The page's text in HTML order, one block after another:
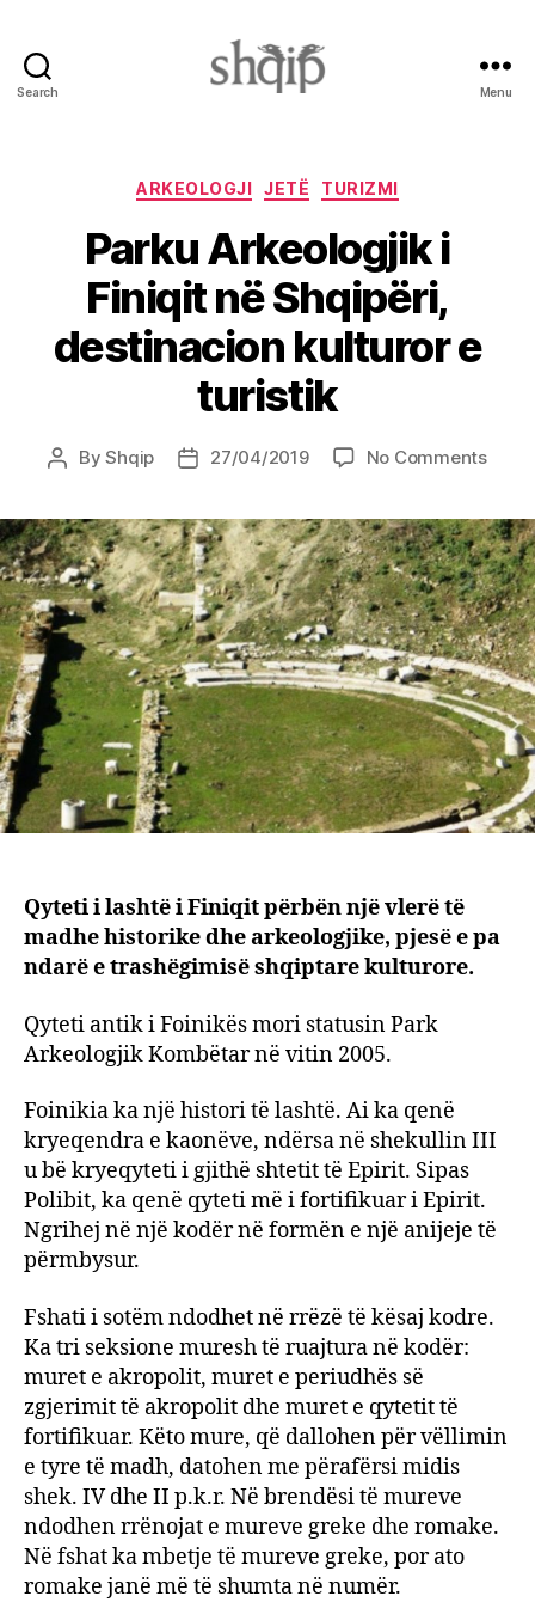
Search Menu
Categories
ARKEOLOGJI JETË TURIZMI
Parku Arkeologjik i
Finiqit në Shqipëri,
destinacion kulturor e
turistik
PostByShqip
Post27/04/2019 No Commentson
i
në
e
Qyteti i lashtë i Finiqit përbën një vlerë të
madhe historike dhe arkeologjike, pjesë e pa
ndarë e trashëgimisë shqiptare kulturore.
Qyteti antik i Foinikës mori statusin Park
Arkeologjik Kombëtar në vitin 2005.
Foinikia ka një histori të lashtë. Ai ka qenë
kryeqendra e kaonëve, ndërsa në shekullin III
u bë kryeqyteti i gjithë shtetit të Epirit. Sipas
Polibit, ka qenë qyteti më i fortifikuar i Epirit.
Ngrihej në një kodër në formën e një anijeje të
përmbysur.
Fshati i sotëm ndodhet në rrëzë të kësaj kodre.
Ka tri seksione muresh të ruajtura në kodër:
muret e akropolit, muret e periudhës së
zgjerimit të akropolit dhe muret e qytetit të
fortifikuar. Këto mure, që dallohen për vëllimin
e tyre të madh, datohen me përafërsi midis
shek. IV dhe II p.k.r. Në brendësi të mureve
ndodhen rrënojat e mureve greke dhe romake.
Në fshat ka mbetje të mureve greke, por ato
romake janë më të shumta në numër.